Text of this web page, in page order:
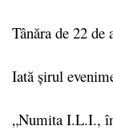
Tânăra de 22 de
Iată şirul
„Numita I.L.I.,